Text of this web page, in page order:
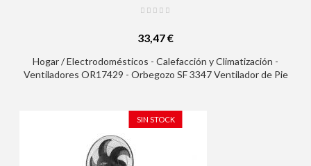
33,47 €
Hogar / Electrodomésticos - Calefacción y Climatización -
Ventiladores OR17429 - Orbegozo SF 3347 Ventilador de Pie
Redonda Estable
SIN STOCK